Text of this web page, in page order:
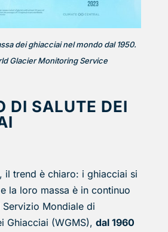
dei ghiacciai nel mondo dal 1950.
Glacier Monitoring Service
DI SALUTE DEI
il trend è chiaro: i ghiacciai si
la loro massa è in continuo
Mondiale di
Ghiacciai (WGMS), dal 1960